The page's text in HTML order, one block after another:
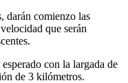
darán comienzo las
que serán
con la largada de
de 3 kilómetros.